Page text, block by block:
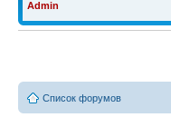
Admin
Список форумов